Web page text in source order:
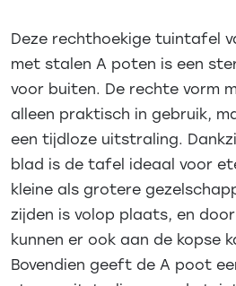
Deze rechthoekige tuintafel
met stalen A poten is een
voor buiten. De rechte vorm
alleen praktisch in gebruik,
een tijdloze uitstraling.
blad is de tafel ideaal voor
kleine als grotere
zijden is volop plaats, en
kunnen er ook aan de kopse
Bovendien geeft de A poot